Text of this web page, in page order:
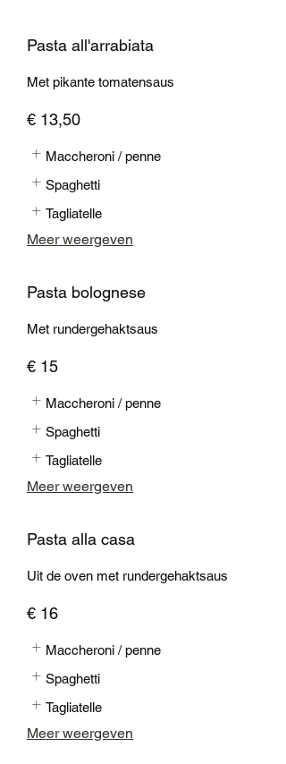
Pasta all'arrabiata
Met pikante tomatensaus
€ 13,50
Maccheroni / penne
Spaghetti
Tagliatelle
Meer weergeven
Pasta bolognese
Met rundergehaktsaus
€ 15
Maccheroni / penne
Spaghetti
Tagliatelle
Meer weergeven
Pasta alla casa
Uit de oven met rundergehaktsaus
€ 16
Maccheroni / penne
Spaghetti
Tagliatelle
Meer weergeven